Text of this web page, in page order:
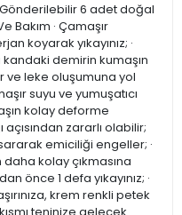
6 adet doğal
Bakım · Çamaşır
koyarak yıkayınız; ·
kandaki demirin kumaşın
ve leke oluşumuna yol
suyu ve yumuşatıcı
kolay deforme
zararlı olabilir;
emiciliği engeller; ·
daha kolay çıkmasına
önce 1 defa yıkayınız; ·
krem renkli petek